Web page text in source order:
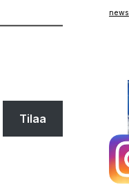
Tilaa
news